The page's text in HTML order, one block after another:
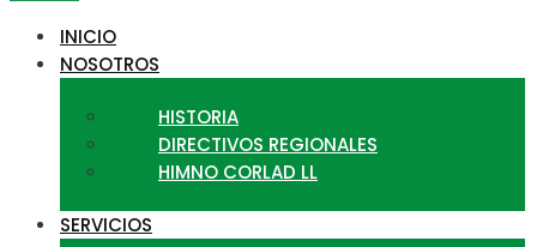
INICIO
NOSOTROS
HISTORIA
DIRECTIVOS REGIONALES
HIMNO CORLAD LL
SERVICIOS